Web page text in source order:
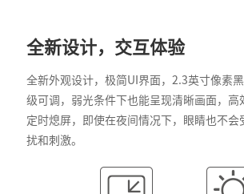
全新设计，交互体验
全新外观设计，极简UI界面，2.3英寸像素
级可调，弱光条件下也能呈现清晰画面，高
定时熄屏，即使在夜间情况下，眼睛也不会
扰和刺激。